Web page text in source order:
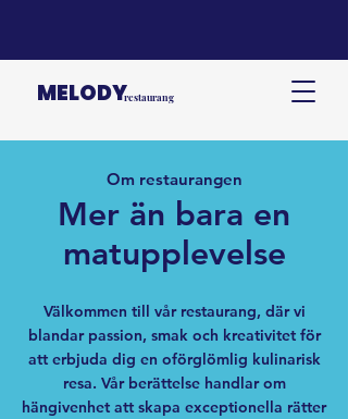
MELODYrestaurang
Om restaurangen
Mer än bara en
matupplevelse
Välkommen till vår restaurang, där vi
blandar passion, smak och kreativitet för
att erbjuda dig en oförglömlig kulinarisk
resa. Vår berättelse handlar om
hängivenhet att skapa exceptionella rätter